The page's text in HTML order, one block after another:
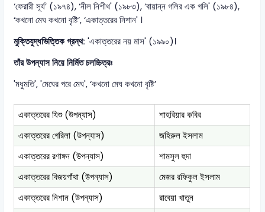
‘ফেরারী সূর্য’ (১৯৭৪), ‘নীল নিশীথ' (১৯৮৩), ‘বায়ান্ন গলির এক গলি' (১৯৮৪),
‘কখনো মেঘ কখনো বৃষ্টি’, ‘একাত্তরের নিশান' ।
মুক্তিযুদ্ধভিত্তিক গ্রন্থ: 'একাত্তরের নয় মাস' (১৯৯০)।
তাঁর উপন্যাস নিয়ে নির্মিত চলচ্চিত্রঃ
'মধুমতি', 'মেঘের পরে মেঘ', ‘কখনো মেঘ কখনো বৃষ্টি’
একাত্তরের যিশু (উপন্যাস)
শাহরিয়ার কবির
একাত্তরের গেরিলা (উপন্যাস)
জহিরুল ইসলাম
একাত্তরের রণাঙ্গন (উপন্যাস)
শামসুল হুদা
একাত্তরের বিজয়গাঁথা (উপন্যাস)
মেজর রফিকুল ইসলাম
একাত্তরের নিশান (উপন্যাস)
রাবেয়া খাতুন